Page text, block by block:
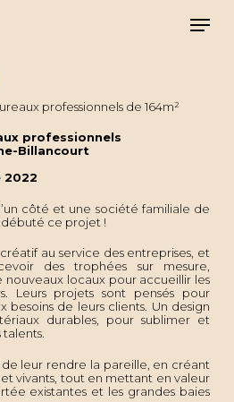
professionnels de 164m²
professionnels
Billancourt
2022
côté et une société familiale de
débuté ce projet !
au service des entreprises, et
des trophées sur mesure,
locaux pour accueillir les
Leurs projets sont pensés pour
besoins de leurs clients. Un design
durables, pour sublimer et
talents.
de leur rendre la pareille, en créant
vivants, tout en mettant en valeur
existantes et les grandes baies